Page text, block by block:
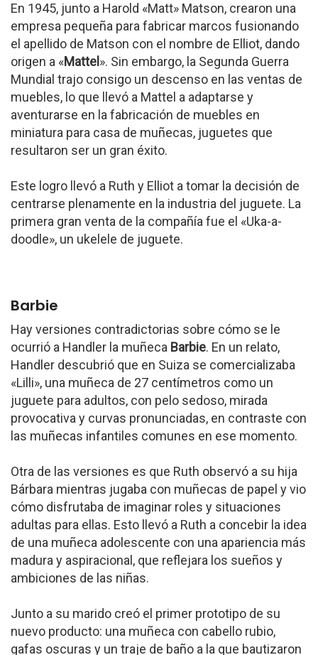
En 1945, junto a Harold «Matt» Matson, crearon una
empresa pequeña para fabricar marcos fusionando
el apellido de Matson con el nombre de Elliot, dando
origen a «Mattel ». Sin embargo, la Segunda Guerra
Mundial trajo consigo un descenso en las ventas de
muebles, lo que llevó a Mattel a adaptarse y
aventurarse en la fabricación de muebles en
miniatura para casa de muñecas, juguetes que
resultaron ser un gran éxito.
Este logro llevó a Ruth y Elliot a tomar la decisión de
centrarse plenamente en la industria del juguete. La
primera gran venta de la compañía fue el «Uka-a-
doodle», un ukelele de juguete.
Barbie
Hay versiones contradictorias sobre cómo se le
ocurrió a Handler la muñeca Barbie. En un relato,
Handler descubrió que en Suiza se comercializaba
«Lilli», una muñeca de 27 centímetros como un
juguete para adultos, con pelo sedoso, mirada
provocativa y curvas pronunciadas, en contraste con
las muñecas infantiles comunes en ese momento.
Otra de las versiones es que Ruth observó a su hija
Bárbara mientras jugaba con muñecas de papel y vio
cómo disfrutaba de imaginar roles y situaciones
adultas para ellas. Esto llevó a Ruth a concebir la idea
de una muñeca adolescente con una apariencia más
madura y aspiracional, que reflejara los sueños y
ambiciones de las niñas.
Junto a su marido creó el primer prototipo de su
nuevo producto: una muñeca con cabello rubio,
gafas oscuras y un traje de baño a la que bautizaron